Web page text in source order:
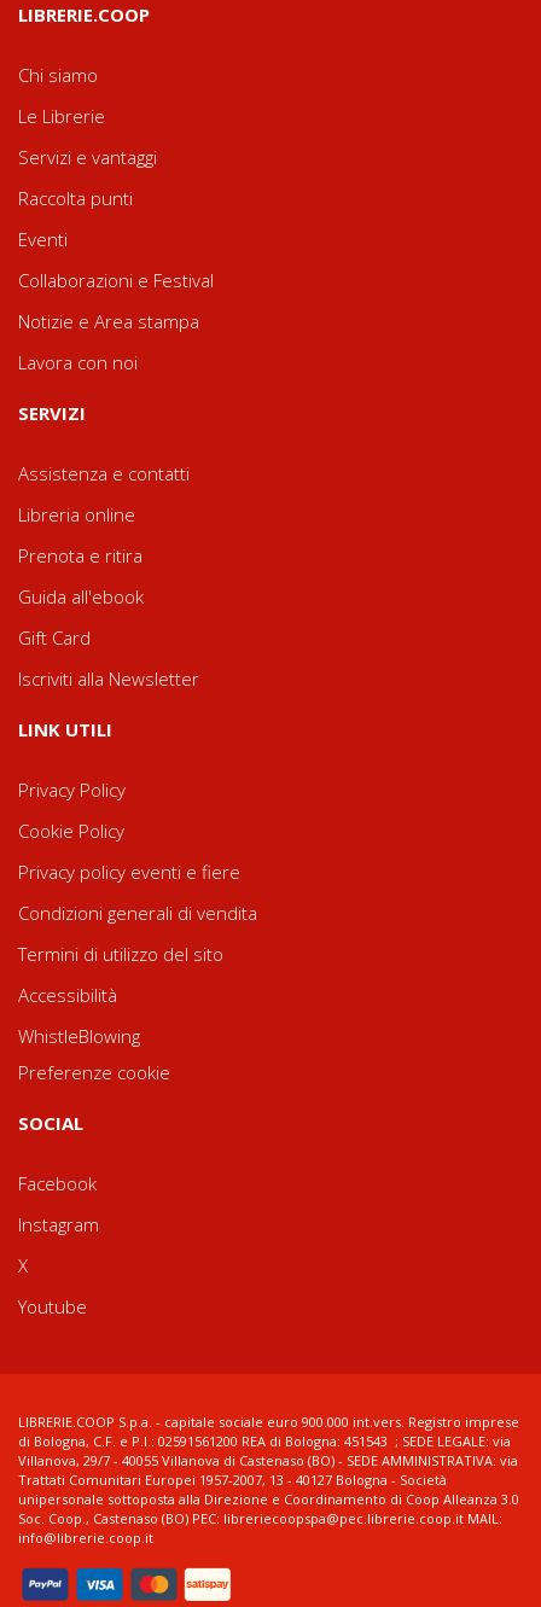
LIBRERIE.COOP
Chi siamo
Le Librerie
Servizi e vantaggi
Raccolta punti
Eventi
Collaborazioni e Festival
Notizie e Area stampa
Lavora con noi
SERVIZI
Assistenza e contatti
Libreria online
Prenota e ritira
Guida all'ebook
Gift Card
Iscriviti alla Newsletter
LINK UTILI
Privacy Policy
Cookie Policy
Privacy policy eventi e fiere
Condizioni generali di vendita
Termini di utilizzo del sito
Accessibilità
WhistleBlowing
Preferenze cookie
SOCIAL
Facebook
Instagram
X
Youtube
LIBRERIE.COOP S.p.a. - capitale sociale euro 900.000 int.vers. Registro imprese
di Bologna, C.F. e P.I.: 02591561200 REA di Bologna: 451543 ; SEDE LEGALE: via
Villanova, 29/7 - 40055 Villanova di Castenaso (BO) - SEDE AMMINISTRATIVA: via
Trattati Comunitari Europei 1957-2007, 13 - 40127 Bologna - Società
unipersonale sottoposta alla Direzione e Coordinamento di Coop Alleanza 3.0
Soc. Coop., Castenaso (BO) PEC: libreriecoopspa@pec.librerie.coop.it MAIL:
info@librerie.coop.it